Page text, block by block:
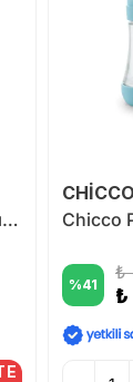
Dr. Brown's Dar Ağız Prematüre Silikon Biberon Emziği 2'li
%41
₺